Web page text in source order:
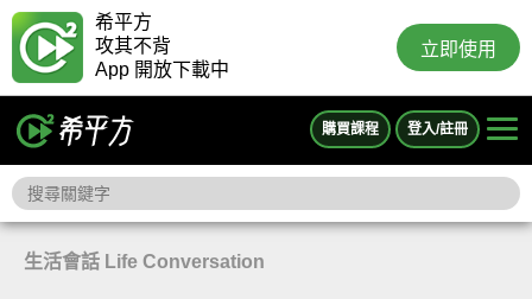
希平方
攻其不背
App 開放下載中
立即使用
購買課程 登入/註冊
生活會話 Life Conversation